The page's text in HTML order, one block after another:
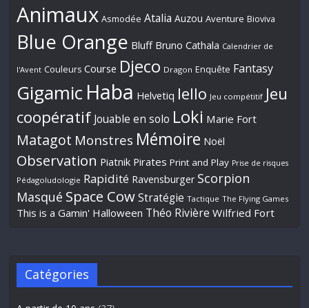
Animaux Asmodée Atalia Auzou Aventure Bioviva
Blue Orange Bluff Bruno Cathala Calendrier de
l'Avent Couleurs Course Djeco Dragon Enquête Fantasy
Gigamic Haba Helvetiq Iello Jeu compétitif Jeu
coopératif Jouable en solo Loki Marie Fort
Matagot Monstres Mémoire Noël
Observation Piatnik Pirates Print and Play Prise de risques
Pédagoludologie Rapidité Ravensburger Scorpion
Masqué Space Cow Stratégie Tactique The Flying Games
This is a Gamin' Halloween Théo Rivière Wilfried Fort
Catégories